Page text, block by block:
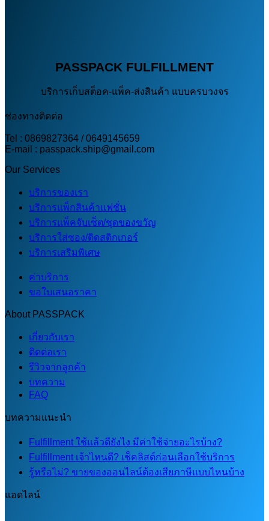
PASSPACK FULFILLMENT
บริการเก็บสต็อค-แพ็ค-ส่งสินค้า แบบครบวงจร
ช่องทางติดต่อ
Tel : 0869827364 / 0649145659
E-mail : passpack.ship@gmail.com
Our Services
บริการของเรา
บริการแพ็กสินค้าแฟชั่น
บริการแพ็คจับเซ็ต/ชุดของขวัญ
บริการใส่ซอง/ติดสติกเกอร์
บริการเสริมพิเศษ
ค่าบริการ
ขอใบเสนอราคา
About PASSPACK
เกี่ยวกับเรา
ติดต่อเรา
รีวิวจากลูกค้า
บทความ
FAQ
บทความแนะนำ
Fulfillment ใช้แล้วดียังไง มีค่าใช้จ่ายอะไรบ้าง?
Fulfillment เจ้าไหนดี? เช็คลิสต์ก่อนเลือกใช้บริการ
รู้หรือไม่? ขายของออนไลน์ต้องเสียภาษีแบบไหนบ้าง
แอดไลน์